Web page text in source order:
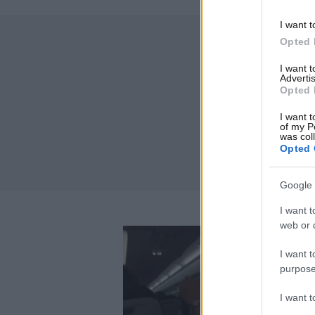
I want
Opted
I want
Opted
I want
of my
was
Opted
Google
I want
web or
I want
I want